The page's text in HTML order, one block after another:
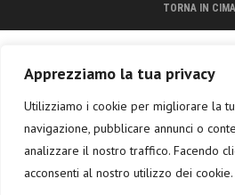
Apprezziamo la tua privacy
Utilizziamo i cookie per migliorare la
navigazione, pubblicare annunci o
analizzare il nostro traffico. Facendo
acconsenti al nostro utilizzo dei cookie.
TORNA IN CIMA